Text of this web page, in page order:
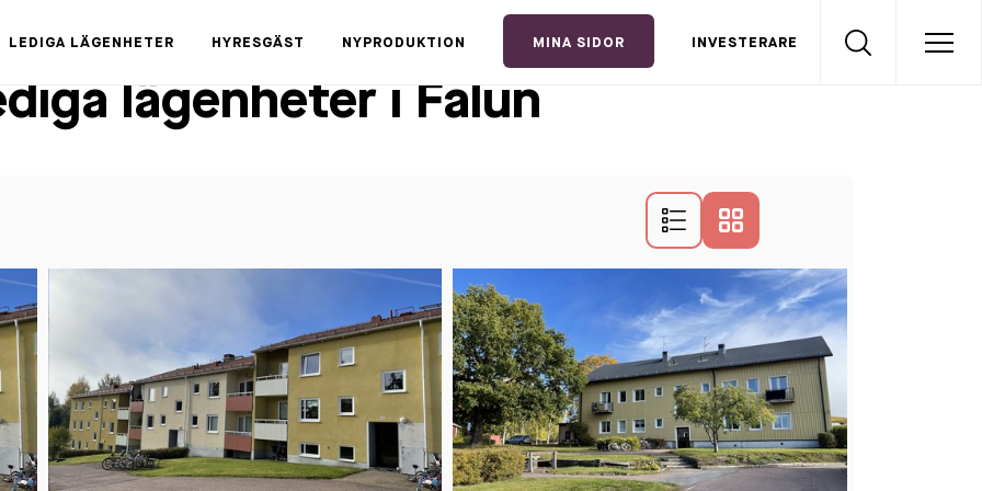
LEDIGA LÄGENHETER HYRESGÄST NYPRODUKTION MINA SIDOR INVESTERARE
lägenheter i Falun